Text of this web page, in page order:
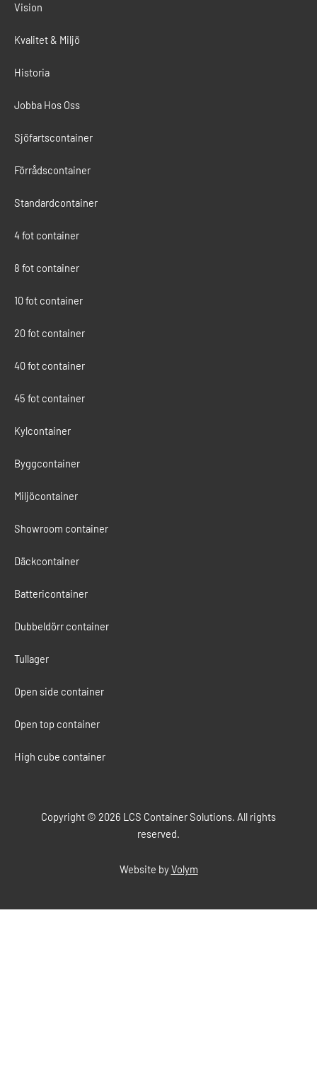
Vision
Kvalitet & Miljö
Historia
Jobba Hos Oss
Sjöfartscontainer
Förrådscontainer
Standardcontainer
4 fot container
8 fot container
10 fot container
20 fot container
40 fot container
45 fot container
Kylcontainer
Byggcontainer
Miljöcontainer
Showroom container
Däckcontainer
Battericontainer
Dubbeldörr container
Tullager
Open side container
Open top container
High cube container
Copyright © 2026 LCS Container Solutions. All rights
reserved.
Website byVolym